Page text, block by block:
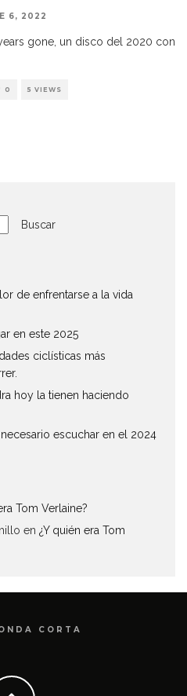
6, 2022
gone, un disco del 2020 con
0 5 VIEWS
Buscar
de enfrentarse a la vida
en este 2025
ciclísticas más
hoy la tienen haciendo
escuchar en el 2024
Tom Verlaine?
en ¿Y quién era Tom
CORTA